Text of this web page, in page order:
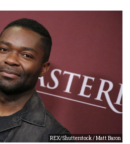
REX/Shutterstock / Matt Baron